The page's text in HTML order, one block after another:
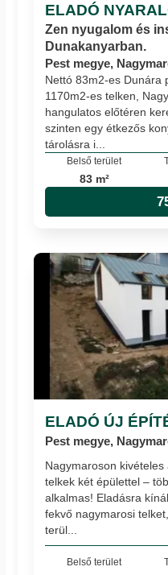
ELADÓ
Zen nyugalom és
Dunakanyarban.
Pest megye,
Nettó 83m2-es Dunára
1170m2-es telken,
hangulatos előtéren
szinten egy étkezős
tárolásra i...
Belső terület
83 m²
ELADÓ ÚJ
Pest megye,
Nagymaroson
telkek két épülettel –
alkalmas! Eladásra
fekvő nagymarosi
terül...
Belső terület